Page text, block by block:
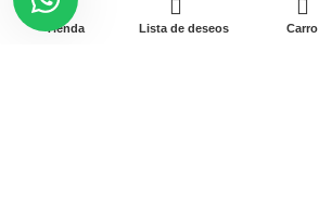
Teléfono: 912 265 501
Tienda Lista de deseos Carro